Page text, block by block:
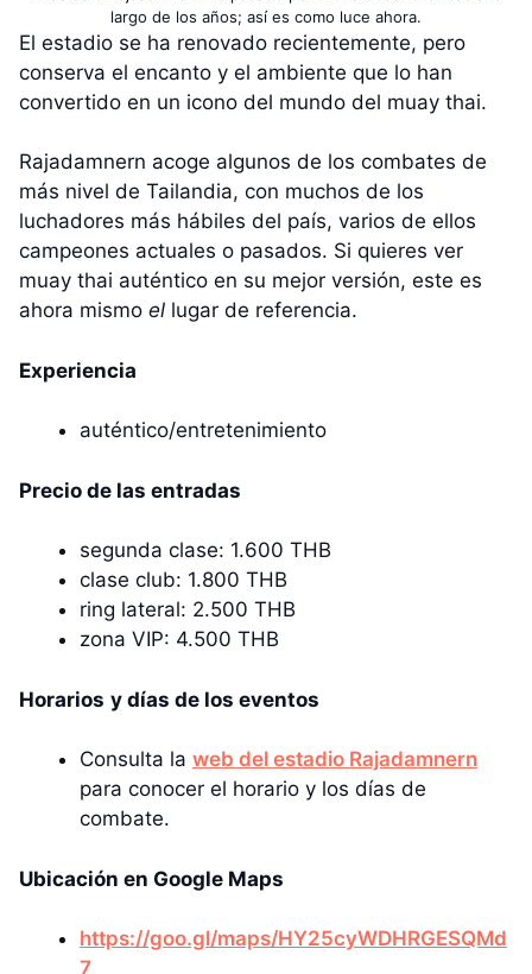
largo de los años; así es como luce ahora.
El estadio se ha renovado recientemente, pero
conserva el encanto y el ambiente que lo han
convertido en un icono del mundo del muay thai.
Rajadamnern acoge algunos de los combates de
más nivel de Tailandia, con muchos de los
luchadores más hábiles del país, varios de ellos
campeones actuales o pasados. Si quieres ver
muay thai auténtico en su mejor versión, este es
ahora mismo el lugar de referencia.
Experiencia
auténtico/entretenimiento
Precio de las entradas
segunda clase: 1.600 THB
clase club: 1.800 THB
ring lateral: 2.500 THB
zona VIP: 4.500 THB
Horarios y días de los eventos
Consulta la web del estadio Rajadamnern
para conocer el horario y los días de
combate.
Ubicación en Google Maps
https://goo.gl/maps/HY25cyWDHRGESQMd
7